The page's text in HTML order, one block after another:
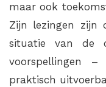
maar ook
Zijn lezingen zijn
situatie van de
voorspellingen
praktisch